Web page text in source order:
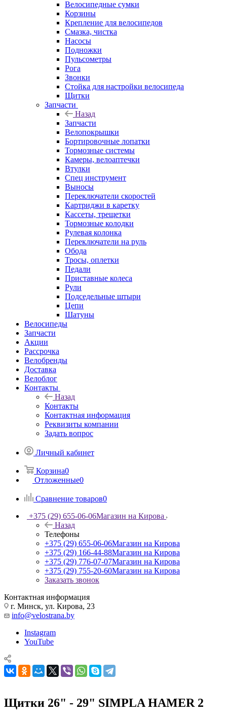
Велосипедные сумки
Корзины
Крепление для велосипедов
Смазка, чистка
Насосы
Подножки
Пульсометры
Рога
Звонки
Стойка для настройки велосипеда
Щитки
Запчасти
Назад
Запчасти
Велопокрышки
Бортировочные лопатки
Тормозные системы
Камеры, велоаптечки
Втулки
Спец инструмент
Выносы
Переключатели скоростей
Картриджи в каретку
Кассеты, трещетки
Тормозные колодки
Рулевая колонка
Переключатели на руль
Обода
Тросы, оплетки
Педали
Приставные колеса
Рули
Подседельные штыри
Цепи
Шатуны
Велосипеды
Запчасти
Акции
Рассрочка
Велобренды
Доставка
Велоблог
Контакты
Назад
Контакты
Контактная информация
Реквизиты компании
Задать вопрос
Личный кабинет
Корзина0
Отложенные0
Сравнение товаров0
+375 (29) 655-06-06Магазин на Кирова
Назад
Телефоны
+375 (29) 655-06-06Магазин на Кирова
+375 (29) 166-44-88Магазин на Кирова
+375 (29) 776-07-07Магазин на Кирова
+375 (29) 755-20-60Магазин на Кирова
Заказать звонок
Контактная информация
г. Минск, ул. Кирова, 23
info@velostrana.by
Instagram
YouTube
Щитки 26" - 29" SIMPLA HAMER 2